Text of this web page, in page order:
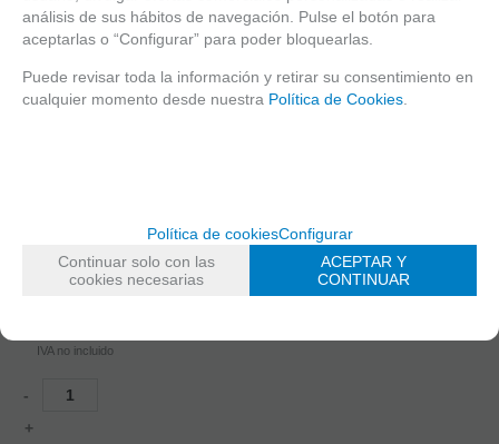
DE SEÑAL DE
IVA no incluido
-
+
análisis de sus hábitos de navegación. Pulse el botón para
aceptarlas o “Configurar” para poder bloquearlas.
Puede revisar toda la información y retirar su consentimiento en
cualquier momento desde nuestra Política de Cookies
Política de cookiesConfigurar
Continuar solo con las
cookies necesarias
ACEPTAR Y
CONTINUAR